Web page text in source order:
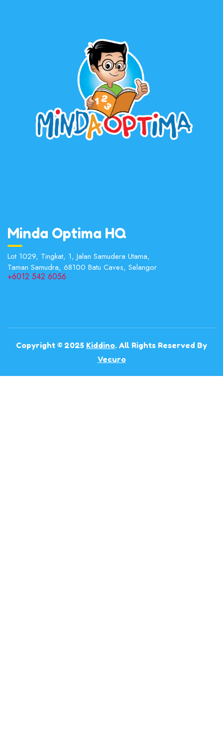
Minda Optima HQ
Lot 1029, Tingkat, 1, Jalan Samudera Utama,
Taman Samudra, 68100 Batu Caves, Selangor
+6012 542 6056
Copyright © 2025 Kiddino. All Rights Reserved By
Vecuro